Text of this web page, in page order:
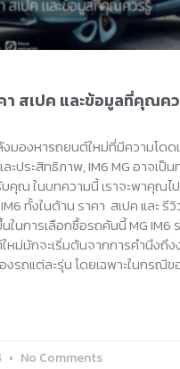
า สเปค และข้อมูลที่คุณค
มองหารถยนต์ใหม่ที่มีความโดด
ะประสิทธิภาพ, IM6 MG อาจเป็น
คุณ ในบทความนี้ เราจะพาคุณไป
ทั้งในด้าน ราคา สเปค และ รีวิ
นการเลือกซื้อรถคันนี้ MG IM6 ร
หม่มักจะเริ่มต้นจากการคำนึงถึง
งรถแต่ละรุ่น โดยเฉพาะในกรณีข
No Comments